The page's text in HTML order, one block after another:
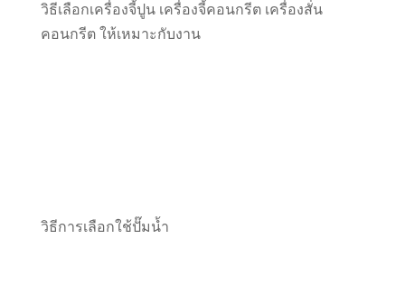
วิธีเลือกเครื่องจี้ปูน เครื่องจี้คอนกรีต เครื่องสั่น
คอนกรีต ให้เหมาะกับงาน
วิธีการเลือกใช้ปั๊มน้ำ